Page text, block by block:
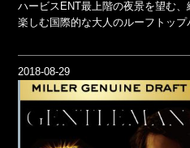
ハービスENT最上階の夜景を望む
楽しむ国際的な大人のルーフトッ
2018-08-29